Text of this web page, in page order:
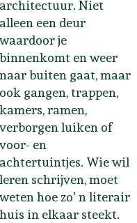
architectuur. Niet
alleen een deur
waardoor je
binnenkomt en weer
naar buiten gaat, maar
ook gangen, trappen,
kamers, ramen,
verborgen luiken of
voor- en
achtertuintjes. Wie wil
leren schrijven, moet
weten hoe zo’ n literair
huis in elkaar steekt.